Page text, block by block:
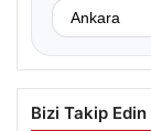
Bizi Takip Edin